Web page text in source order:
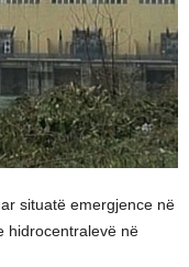
situatë emergjence në
hidrocentralevë në